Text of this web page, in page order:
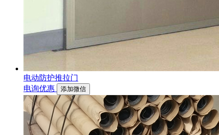
电动防护推拉门
电询优惠
添加微信